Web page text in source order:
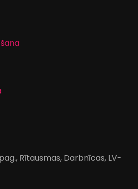
Rītausmas, Darbnīcas, LV-